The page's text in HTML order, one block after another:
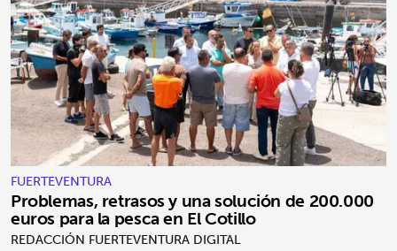
FUERTEVENTURA
Problemas, retrasos y una solución de 200.000
euros para la pesca en El Cotillo
REDACCIÓN FUERTEVENTURA DIGITAL